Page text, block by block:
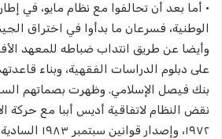
• أما بعد أن تحالفوا مع نظام مايو، في
الوطنية، فسرعان ما بدأوا في اختراق
وأيضا عن طريق انتداب ضباطه للمعهد
على دبلوم الدراسات الفقهية، وبناء
نقض النظام لاتفاقية أديس أببا مع حركة
١٩٧٢، وإصدار